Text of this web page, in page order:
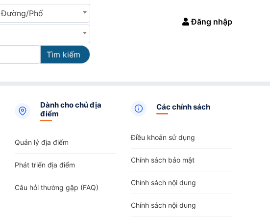
Đường/Phố
Tìm kiếm
Đăng nhập
Dành cho chủ địa
điểm
Quản lý địa điểm
Phát triển địa điểm
Câu hỏi thường gặp (FAQ)
Các chính sách
Điều khoản sử dụng
Chính sách bảo mật
Chính sách nội dung
Chính sách nội dung